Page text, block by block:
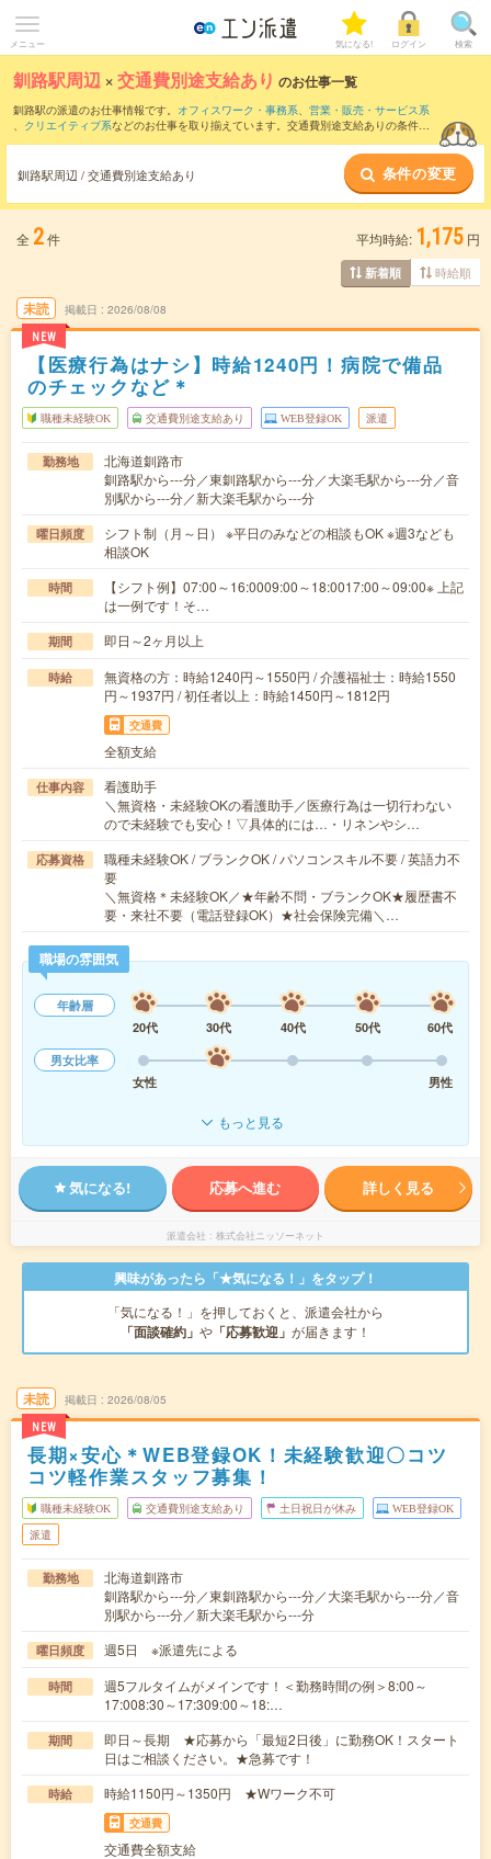
メニュー 気になる! ログイン 検索
釧路駅周辺 ×交通費別途支給あり のお仕事一覧
釧路駅の派遣のお仕事情報です。 オフィスワーク・事務系、 営業・販売・サービス系
、 クリエイティブ系などのお仕事を取り揃えています。交通費別途支給ありの条件の
釧路駅周辺 / 交通費別途支給あり 条件の変更
全 2件 平均時給: 1,175 円
新着順 時給順
未読
NEW
掲載日 2026/08/08
【医療行為はナシ】時給1240円！病院で備品
のチェックなど＊
職種未経験OK 交通費別途支給あり WEB登録OK 派遣
勤務地
北海道釧路市
釧路駅から---分／東釧路駅から---分／大楽毛駅から---分／音
別駅から---分／新大楽毛駅から---分
曜日頻度
シフト制（月～日） ※平日のみなどの相談もOK ※週3なども
相談OK
時間
【シフト例】07:00～16:0009:00～18:0017:00～09:00※ 上記
は一例です！そ…
期間 即日～2ヶ月以上
時給
無資格の方：時給1240円～1550円 / 介護福祉士：時給1550
円～1937円 / 初任者以上：時給1450円～1812円
交通費
全額支給
仕事内容
看護助手
＼無資格・未経験OKの看護助手／医療行為は一切行わない
ので未経験でも安心！▽具体的には…・リネンやシ…
応募資格
職種未経験OK / ブランクOK / パソコンスキル不要 / 英語力不
要
＼無資格＊未経験OK／★年齢不問・ブランクOK★履歴書不
要・来社不要（電話登録OK）★社会保険完備＼…
職場の雰囲気
年齢層
20代
30代 40代 50代
60代
男女比率
女性
男性
もっと見る
気になる! 応募へ進む 詳しく見る
派遣会社 株式会社ニッソーネット
興味があったら「★気になる！」をタップ！
「気になる！」を押しておくと、派遣会社から
「面談確約」 や 「応募歓迎」 が届きます！
未読
NEW
掲載日 2026/08/05
長期×安心＊WEB登録OK！未経験歓迎〇コツ
コツ軽作業スタッフ募集！
職種未経験OK 交通費別途支給あり 土日祝日が休み WEB登録OK
派遣
勤務地
北海道釧路市
釧路駅から---分／東釧路駅から---分／大楽毛駅から---分／音
別駅から---分／新大楽毛駅から---分
曜日頻度 週5日 ※派遣先による
時間
週5フルタイムがメインです！＜勤務時間の例＞8:00～
17:008:30～17:309:00～18:…
期間
即日～長期 ★応募から「最短2日後」に勤務OK！スタート
日はご相談ください。★急募です！
時給 時給1150円～1350円 ★Wワーク不可
交通費
交通費全額支給